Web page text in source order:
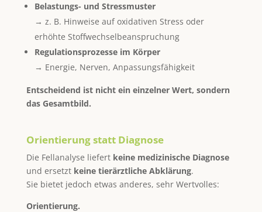
Belastungs- und Stressmuster
→ z. B. Hinweise auf oxidativen Stress oder
erhöhte Stoffwechselbeanspruchung
Regulationsprozesse im Körper
→ Energie, Nerven, Anpassungsfähigkeit
Entscheidend ist nicht ein einzelner Wert, sondern
das Gesamtbild.
Orientierung statt Diagnose
Die Fellanalyse liefert keine medizinische Diagnose
und ersetzt keine tierärztliche Abklärung.
Sie bietet jedoch etwas anderes, sehr Wertvolles:
Orientierung.